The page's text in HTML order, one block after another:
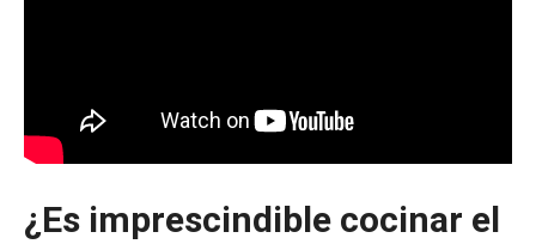
¿Es imprescindible cocinar el